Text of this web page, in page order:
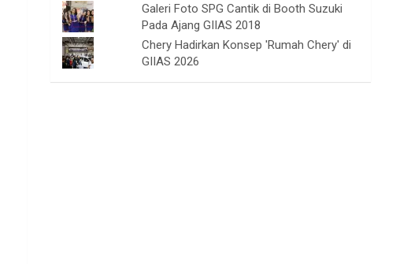
Galeri Foto SPG Cantik di Booth Suzuki
Pada Ajang GIIAS 2018
Chery Hadirkan Konsep 'Rumah Chery' di
GIIAS 2026